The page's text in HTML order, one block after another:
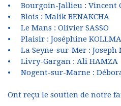
• Bourgoin-Jallieu : Vincent
• Blois : Malik BENAKCHA
• Le Mans : Olivier SASSO
• Plaisir : Joséphine
• La Seyne-sur-Mer : Joseph
• Livry-Gargan : Ali HAMZA
• Nogent-sur-Marne :
Ont reçu le soutien de notre